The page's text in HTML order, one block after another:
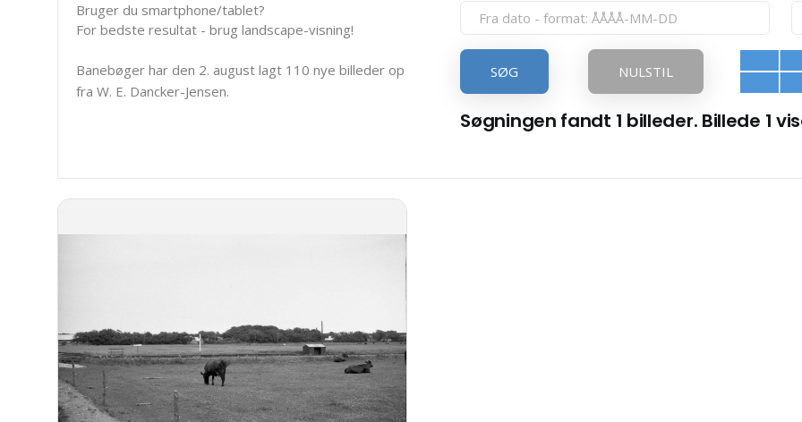
Bruger du smartphone/tablet?
For bedste resultat - brug landscape-visning!
Banebøger har den 2. august lagt 110 nye billeder op
fra W. E. Dancker-Jensen.
SØG NULSTIL
Søgningen fandt 1 billeder. Billede 1